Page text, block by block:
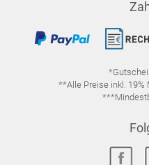
**Alle Preise inkl. 19%